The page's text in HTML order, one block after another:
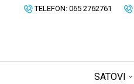
TELEFON: 065 2762761
SATOVI